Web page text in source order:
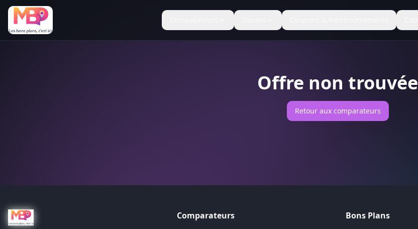
Offre non trouvée
Retour aux comparateurs
Comparateurs Bons Plans